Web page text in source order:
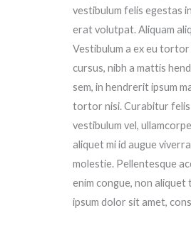
vestibulum felis egestas
erat volutpat. Aliquam
Vestibulum a ex eu
cursus, nibh a mattis
sem, in hendrerit ipsum
tortor nisi. Curabitur
vestibulum vel,
aliquet mi id augue
molestie. Pellentesque
enim congue, non
ipsum dolor sit amet,